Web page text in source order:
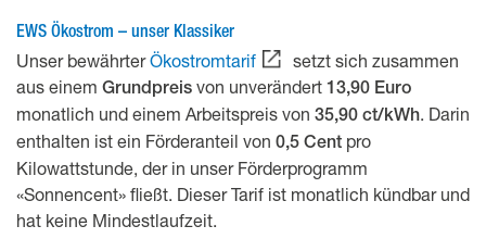
EWS Ökostrom – unser Klassiker
Unser bewährterÖkostromtarif
setzt sich zusammen
aus einem Grundpreis von unverändert 13,90 Euro
monatlich und einem Arbeitspreis von 35,90 ct/kWh . Darin
enthalten ist ein Förderanteil von 0,5 Cent pro
Kilowattstunde, der in unser Förderprogramm
«Sonnencent» fließt. Dieser Tarif ist monatlich kündbar und
hat keine Mindestlaufzeit.